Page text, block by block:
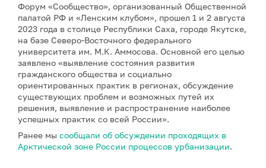
Форум «Сообщество», организованный Общественной
палатой РФ и «Ленским клубом», прошел 1 и 2 августа
2023 года в столице Республики Саха, городе Якутске,
на базе Северо-Восточного федерального
университета им. М.К. Аммосова. Основной его целью
заявлено «выявление состояния развития
гражданского общества и социально
ориентированных практик в регионах, обсуждение
существующих проблем и возможных путей их
решения, выявление и распространение наиболее
успешных практик со всей России».
Ранее мы сообщали об обсуждении проходящих в
Арктической зоне России процессов урбанизации.